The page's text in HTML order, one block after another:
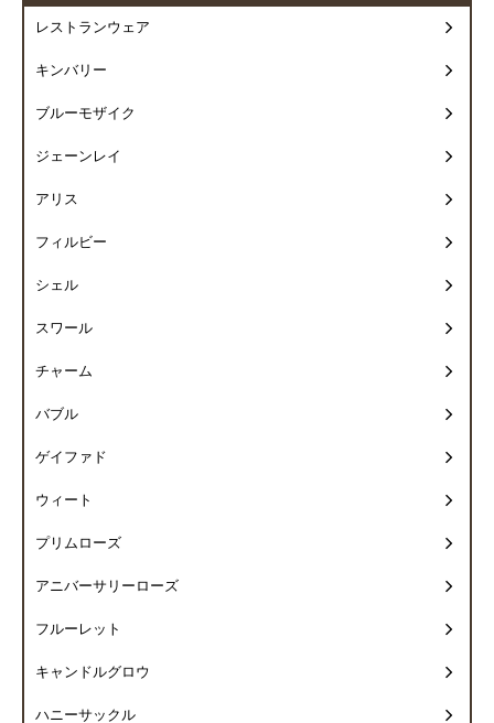
レストランウェア
キンバリー
ブルーモザイク
ジェーンレイ
アリス
フィルビー
シェル
スワール
チャーム
バブル
ゲイファド
ウィート
プリムローズ
アニバーサリーローズ
フルーレット
キャンドルグロウ
ハニーサックル